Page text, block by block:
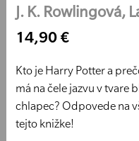
J. K. Rowlingová,
14,90 €
Kto je Harry Potter a
má na čele jazvu v tvare
chlapec? Odpovede na
tejto knižke!